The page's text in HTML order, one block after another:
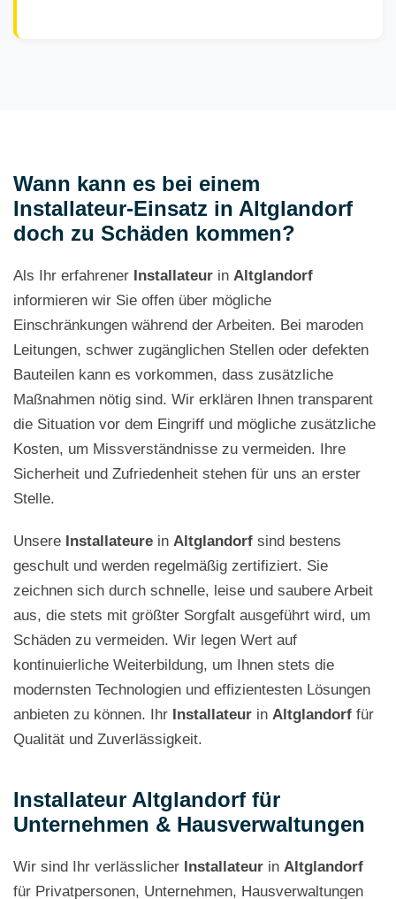
Wann kann es bei einem
Installateur-Einsatz in Altglandorf
doch zu Schäden kommen?
Als Ihr erfahrener Installateur in Altglandorf
informieren wir Sie offen über mögliche
Einschränkungen während der Arbeiten. Bei maroden
Leitungen, schwer zugänglichen Stellen oder defekten
Bauteilen kann es vorkommen, dass zusätzliche
Maßnahmen nötig sind. Wir erklären Ihnen transparent
die Situation vor dem Eingriff und mögliche zusätzliche
Kosten, um Missverständnisse zu vermeiden. Ihre
Sicherheit und Zufriedenheit stehen für uns an erster
Stelle.
Unsere Installateure in Altglandorf sind bestens
geschult und werden regelmäßig zertifiziert. Sie
zeichnen sich durch schnelle, leise und saubere Arbeit
aus, die stets mit größter Sorgfalt ausgeführt wird, um
Schäden zu vermeiden. Wir legen Wert auf
kontinuierliche Weiterbildung, um Ihnen stets die
modernsten Technologien und effizientesten Lösungen
anbieten zu können. Ihr Installateur in Altglandorf für
Qualität und Zuverlässigkeit.
Installateur Altglandorf für
Unternehmen & Hausverwaltungen
Wir sind Ihr verlässlicher Installateur in Altglandorf
für Privatpersonen, Unternehmen, Hausverwaltungen